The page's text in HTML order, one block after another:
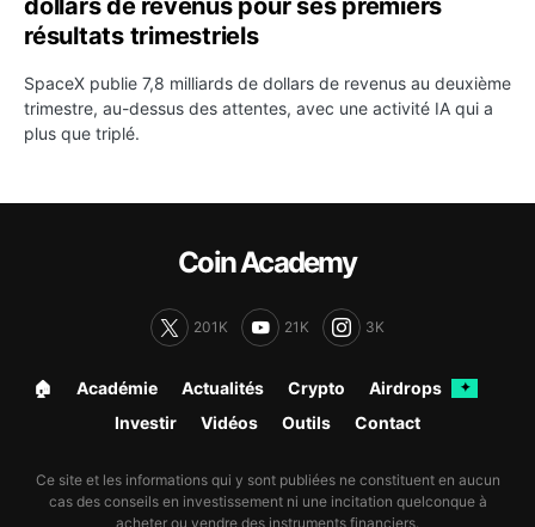
dollars de revenus pour ses premiers
résultats trimestriels
SpaceX publie 7,8 milliards de dollars de revenus au deuxième
trimestre, au-dessus des attentes, avec une activité IA qui a
plus que triplé.
Coin Academy
201K 21K 3K
🏠︎ Académie Actualités Crypto Airdrops ✦
Investir Vidéos Outils Contact
Ce site et les informations qui y sont publiées ne constituent en aucun
cas des conseils en investissement ni une incitation quelconque à
acheter ou vendre des instruments financiers.